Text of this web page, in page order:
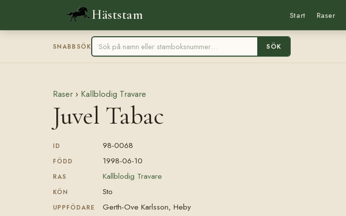
Häststam Start Raser
SNABBSÖK SÖK
Raser › Kallblodig Travare
Juvel Tabac
ID 98-0068
FÖDD 1998-06-10
RAS Kallblodig Travare
KÖN Sto
UPPFÖDARE Gerth-Ove Karlsson, Heby